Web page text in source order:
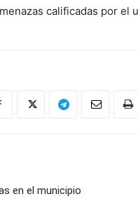
calificadas por el
en el municipio